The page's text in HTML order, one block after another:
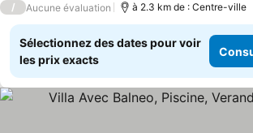
/ Aucune évaluation à 2.3 km de : Centre-ville
Sélectionnez des dates pour voir
les prix exacts